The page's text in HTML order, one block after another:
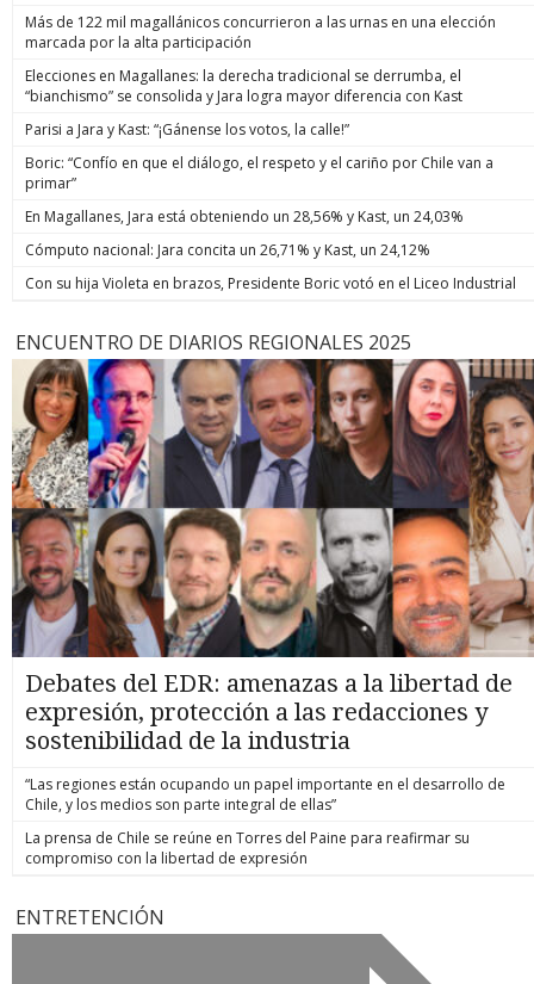
Más de 122 mil magallánicos concurrieron a las urnas en una elección
marcada por la alta participación
Elecciones en Magallanes: la derecha tradicional se derrumba, el
“bianchismo” se consolida y Jara logra mayor diferencia con Kast
Parisi a Jara y Kast: “¡Gánense los votos, la calle!”
Boric: “Confío en que el diálogo, el respeto y el cariño por Chile van a
primar”
En Magallanes, Jara está obteniendo un 28,56% y Kast, un 24,03%
Cómputo nacional: Jara concita un 26,71% y Kast, un 24,12%
Con su hija Violeta en brazos, Presidente Boric votó en el Liceo Industrial
ENCUENTRO DE DIARIOS REGIONALES 2025
Debates del EDR: amenazas a la libertad de
expresión, protección a las redacciones y
sostenibilidad de la industria
“Las regiones están ocupando un papel importante en el desarrollo de
Chile, y los medios son parte integral de ellas”
La prensa de Chile se reúne en Torres del Paine para reafirmar su
compromiso con la libertad de expresión
ENTRETENCIÓN